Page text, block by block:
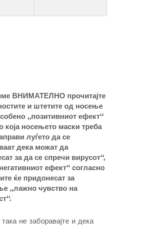
ВНИМАТЕЛНО прочитајте
и штетите од носење
„позитивниот ефект“
која носењето маски треба
луѓето да се
дека можат да
за да се спречи вирусот“,
ефект“ согласно
ќе придонесат за
„лажно чувство на
не заборавајте и дека